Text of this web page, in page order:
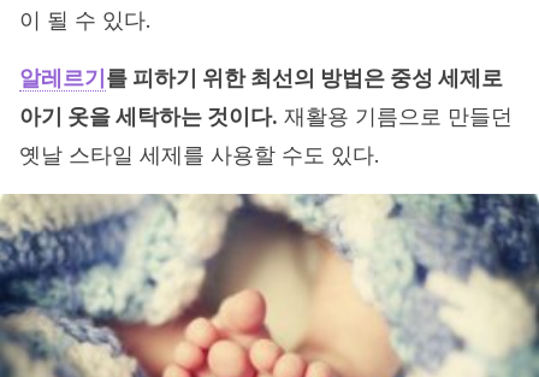
이 될 수 있다.
알레르기 를 피하기 위한 최선의 방법은 중성 세제로
아기 옷을 세탁하는 것이다. 재활용 기름으로 만들던
옛날 스타일 세제를 사용할 수도 있다.